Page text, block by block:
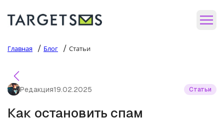
Главная / Блог / Статьи
Редакция19.02.2025 Статьи
Как остановить спам